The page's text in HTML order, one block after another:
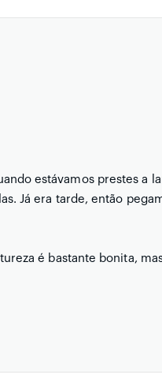
estávamos prestes a
Já era tarde, então
é bastante bonita,